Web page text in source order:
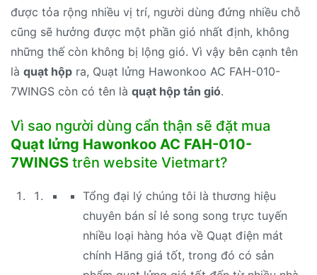
được tỏa rộng nhiều vị trí, người dùng đứng nhiều chỗ
cũng sẽ hưởng được một phần gió nhất định, không
những thế còn không bị lộng gió. Vì vậy bên cạnh tên
là quạt hộp ra, Quạt lửng Hawonkoo AC FAH-010-
7WINGS còn có tên là quạt hộp tản gió.
Vì sao người dùng cẩn thận sẽ đặt mua
Quạt lửng Hawonkoo AC FAH-010-
7WINGS trên website Vietmart?
Tổng đại lý chúng tôi là thương hiệu
chuyên bán sỉ lẻ song song trực tuyến
nhiều loại hàng hóa về Quạt điện mát
chính Hãng giá tốt, trong đó có sản